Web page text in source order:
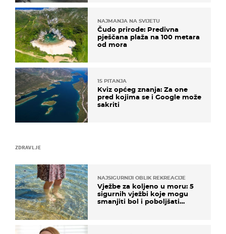
ZDRAVLJE
NAJSIGURNIJI OBLIK REKREACIJE
Vježbe za koljeno u moru: 5
sigurnih vježbi koje mogu
smanjiti bol i poboljšati
NAJMANJA NA SVIJETU
Čudo prirode: Predivna
pješčana plaža na 100 metara
od mora
15 PITANJA
Kviz općeg znanja: Za one
pred kojima se i Google može
sakriti